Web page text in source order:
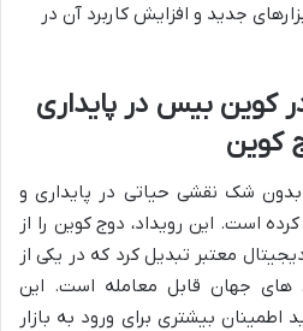
جدید و افزایش کاربرد آن در
بیس در پایداری
کوین
شک نقشی حیاتی در پایداری و
است. این رویداد، دوج کوین را از
معتبر تبدیل کرد که در یکی از
های جهان قابل معامله است. این
اطمینان بیشتری برای ورود به بازار